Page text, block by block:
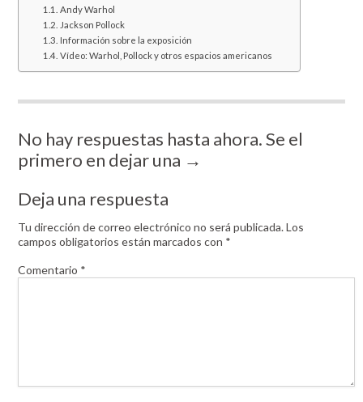
Andy Warhol
Jackson Pollock
Información sobre la exposición
Vídeo: Warhol, Pollock y otros espacios americanos
No hay respuestas hasta ahora. Se el
primero en dejar una →
Deja una respuesta
Tu dirección de correo electrónico no será publicada. Los
campos obligatorios están marcados con *
Comentario *